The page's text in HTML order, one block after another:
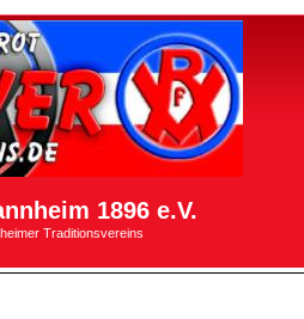
1896 e.V.
Traditionsvereins